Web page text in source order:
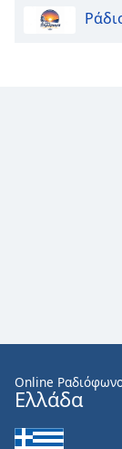
Radio Art -
Radio Art -
Radio Art -
Radio Art -
Online
Ελλάδα